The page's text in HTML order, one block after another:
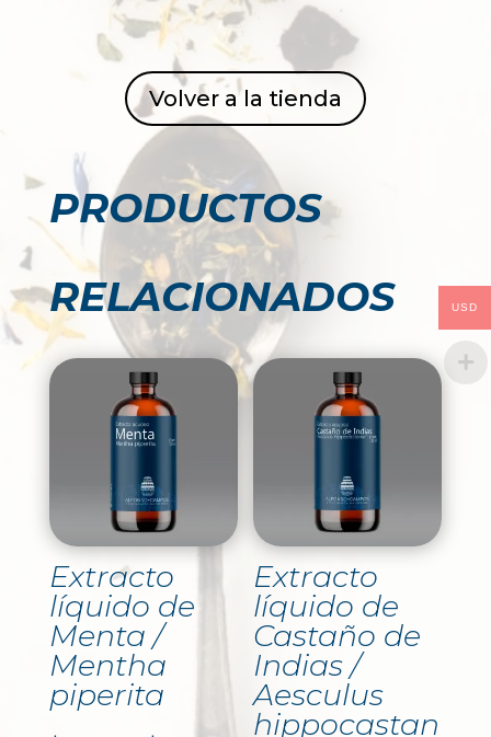
Volver a la tienda
PRODUCTOS
RELACIONADOS
Extracto
líquido de
Menta /
Mentha
piperita
Extracto
líquido de
Castaño de
Indias /
Aesculus
hippocastan
USD